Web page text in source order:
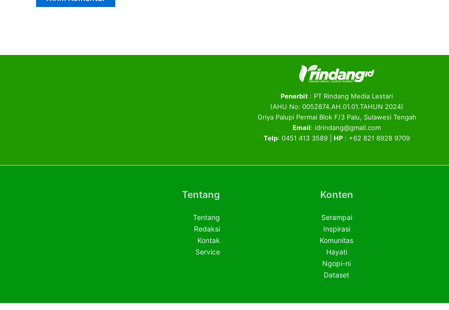
Penerbit : PT Rindang Media Lestari
(AHU No: 0052874.AH.01.01.TAHUN 2024)
Griya Palupi Permai Blok F/3 Palu, Sulawesi Tengah
Email: idrindang@gmail.com
Telp: 0451 413 3589 | HP : +62 821 8928 9709
Tentang
Tentang
Redaksi
Kontak
Service
Konten
Serampai
Inspirasi
Komunitas
Hayati
Ngopi-ni
Dataset